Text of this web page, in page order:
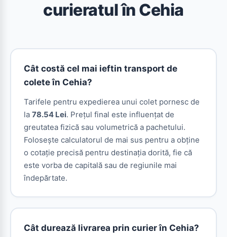
curieratul în Cehia
Cât costă cel mai ieftin transport de
colete în Cehia?
Tarifele pentru expedierea unui colet pornesc de
la 78.54 Lei. Prețul final este influențat de
greutatea fizică sau volumetrică a pachetului.
Folosește calculatorul de mai sus pentru a obține
o cotație precisă pentru destinația dorită, fie că
este vorba de capitală sau de regiunile mai
îndepărtate.
Cât durează livrarea prin curier în Cehia?